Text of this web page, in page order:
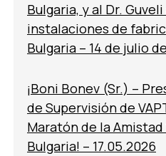
Bulgaria, y al Dr.
instalaciones de
Bulgaria – 14 de julio
¡Boni Bonev (Sr.) –
de Supervisión de
Maratón de la
Bulgaria! – 17.05.2026